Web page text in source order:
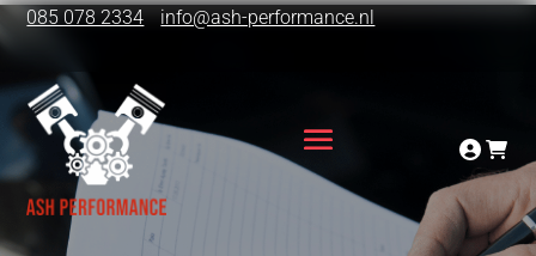
085 078 2334 info@ash-performance.nl